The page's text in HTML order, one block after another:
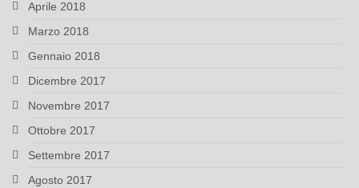
Aprile 2018
Marzo 2018
Gennaio 2018
Dicembre 2017
Novembre 2017
Ottobre 2017
Settembre 2017
Agosto 2017